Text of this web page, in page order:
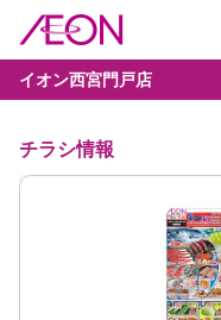
イオン西宮門戸店
チラシ情報